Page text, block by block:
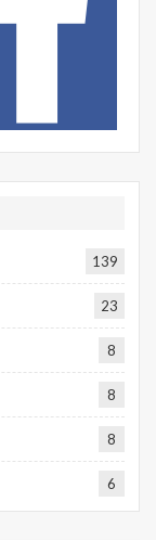
139
23
8
8
8
6